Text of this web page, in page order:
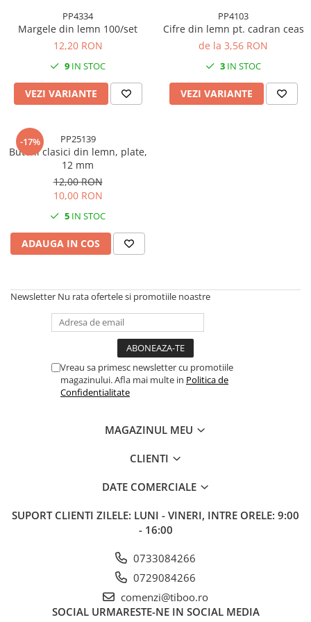
Accesorii panouri, table
Baterii, Acumlatori
Ecusoane
Panouri, Table
Prezentare
Suporturi birou
Capsatoare, Decapsatoare
Adezivi, Benzi adezive
Cuttere, Foarfeci
Ambalare
Carucioare
Dozatoare
Ceramica
Coronite
Pudra cu efect de catifea
Pudra minerala
Acuarele
Cuttere, foarfeci
Modelaj, pictat
Perforatoare
Quilling
PP4334
Margele din lemn 100/set
12,20 RON
9 IN STOC
VEZI VARIANTE
PP4103
Cifre din lemn pt. cadran ceas
de la 3,56 RON
3 IN STOC
VEZI VARIANTE
-17% PP25139
Butoni clasici din lemn, plate,
12 mm
12,00 RON
10,00 RON
5 IN STOC
ADAUGA IN COS
Newsletter Nu rata ofertele si promotiile noastre
Vreau sa primesc newsletter cu promotiile
magazinului. Afla mai multe in Politica de
Confidentialitate
MAGAZINUL MEU
CLIENTI
DATE COMERCIALE
SUPORT CLIENTI ZILELE: LUNI - VINERI, INTRE ORELE: 9:00
- 16:00
0733084266
0729084266
comenzi@tiboo.ro
SOCIAL URMARESTE-NE IN SOCIAL MEDIA